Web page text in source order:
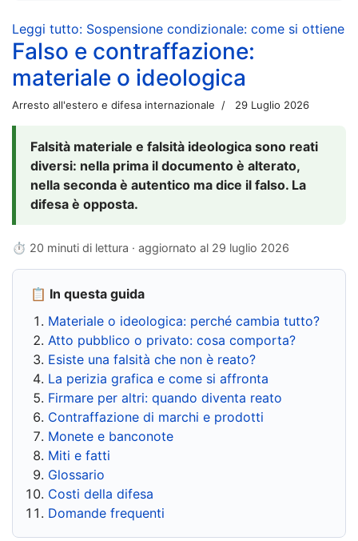
Leggi tutto: Sospensione condizionale: come si ottiene
Falso e contraffazione:
materiale o ideologica
Arresto all'estero e difesa internazionale 29 Luglio 2026
Falsità materiale e falsità ideologica sono reati
diversi: nella prima il documento è alterato,
nella seconda è autentico ma dice il falso. La
difesa è opposta.
⏱ 20 minuti di lettura · aggiornato al 29 luglio 2026
📋 In questa guida
Materiale o ideologica: perché cambia tutto?
Atto pubblico o privato: cosa comporta?
Esiste una falsità che non è reato?
La perizia grafica e come si affronta
Firmare per altri: quando diventa reato
Contraffazione di marchi e prodotti
Monete e banconote
Miti e fatti
Glossario
Costi della difesa
Domande frequenti